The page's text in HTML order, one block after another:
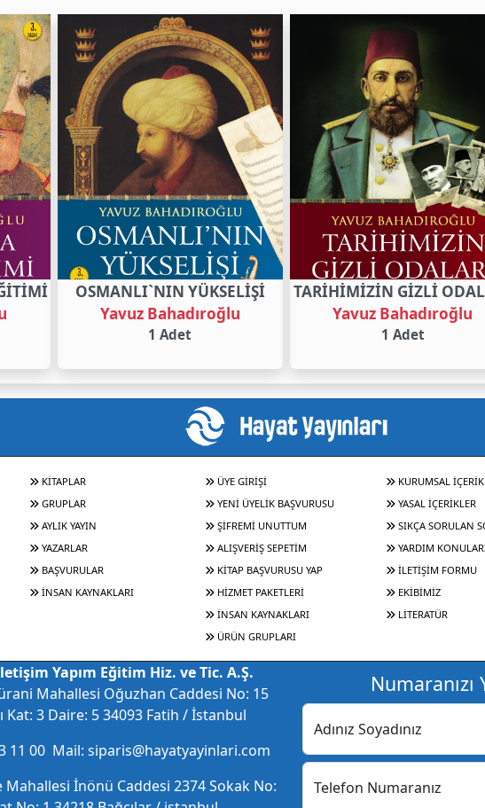
OSMANLI`NIN YÜKSELİŞİ
Yavuz Bahadıroğlu
1 Adet
TARİHİMİZİN GİZLİ
Yavuz Bahadıroğlu
1 Adet
KİTAPLAR
GRUPLAR
AYLIK YAYIN
YAZARLAR
BAŞVURULAR
İNSAN KAYNAKLARI
ÜYE GİRİŞİ
YENİ ÜYELİK BAŞVURUSU
ŞİFREMİ UNUTTUM
ALIŞVERİŞ SEPETİM
KİTAP BAŞVURUSU YAP
HİZMET PAKETLERİ
İNSAN KAYNAKLARI
ÜRÜN GRUPLARI
KURUMSAL
YASAL İÇERİKLER
SIKÇA SORULAN
YARDIM
İLETİŞİM FORMU
EKİBİMİZ
LİTERATÜR
Yapım Eğitim Hiz. ve Tic. A.Ş.
Mahallesi Oğuzhan Caddesi No: 15
Kat: 3 Daire: 5 34093 Fatih / İstanbul
11 00 Mail: siparis@hayatyayinlari.com
Mahallesi İnönü Caddesi 2374 Sokak No:
Numaranızı
Adınız Soyadınız
Telefon Numaranız